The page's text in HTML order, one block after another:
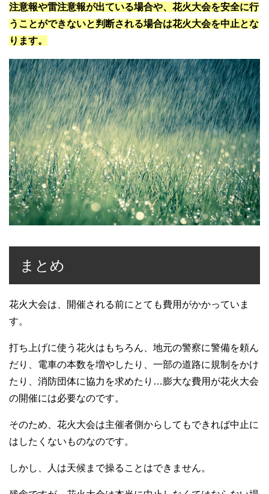
注意報や雷注意報が出ている場合や、花火大会を安全に行
うことができないと判断される場合は花火大会を中止とな
ります。
まとめ
花火大会は、開催される前にとても費用がかかっていま
す。
打ち上げに使う花火はもちろん、地元の警察に警備を頼ん
だり、電車の本数を増やしたり、一部の道路に規制をかけ
たり、消防団体に協力を求めたり…膨大な費用が花火大会
の開催には必要なのです。
そのため、花火大会は主催者側からしてもできれば中止に
はしたくないものなのです。
しかし、人は天候まで操ることはできません。